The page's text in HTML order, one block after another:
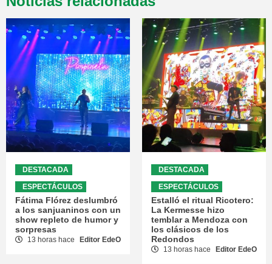
DESTACADA
ESPECTÁCULOS
Fátima Flórez deslumbró
a los sanjuaninos con un
show repleto de humor y
sorpresas
13 horas hace Editor EdeO
DESTACADA
ESPECTÁCULOS
Estalló el ritual Ricotero:
La Kermesse hizo
temblar a Mendoza con
los clásicos de los
Redondos
13 horas hace Editor EdeO